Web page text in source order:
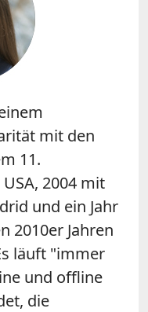
mit den
11.
2004 mit
und ein Jahr
2010er Jahren
läuft "immer
und offline
die